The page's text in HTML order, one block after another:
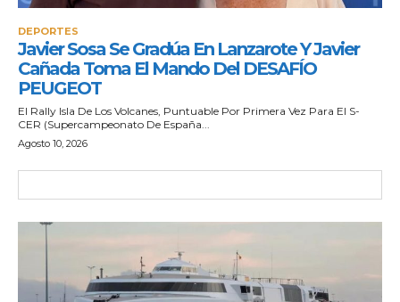
DEPORTES
Javier Sosa Se Gradúa En Lanzarote Y Javier
Cañada Toma El Mando Del DESAFÍO
PEUGEOT
El Rally Isla De Los Volcanes, Puntuable Por Primera Vez Para El S-
CER (Supercampeonato De España...
Agosto 10, 2026